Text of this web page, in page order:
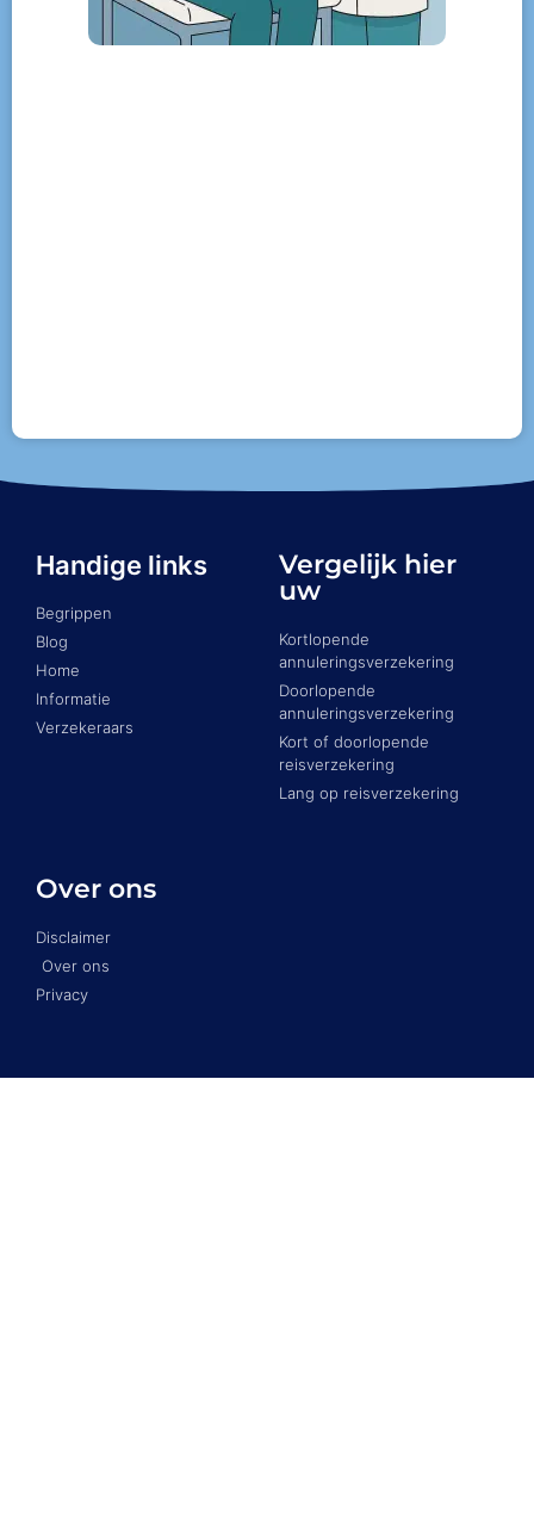
Handige links
Begrippen
Blog
Home
Informatie
Verzekeraars
Vergelijk hier
uw
Kortlopende
annuleringsverzekering
Doorlopende
annuleringsverzekering
Kort of doorlopende
reisverzekering
Lang op reisverzekering
Over ons
Disclaimer
Over ons
Privacy